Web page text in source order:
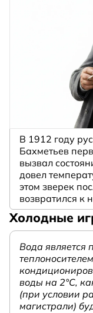
В 1912 году
Бахметьев
вызвал
довел
этом зверек
возвратился к
Холодные
Вода является
воды на 2°С,
(при условии
магистрали)